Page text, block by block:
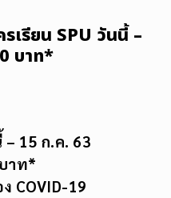
เรียน SPU วันนี้ –
บาท*
15 ก.ค. 63
าท*
COVID-19